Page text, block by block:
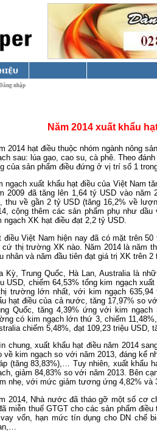
nhập
Năm 2014 xuất khẩu
2014 hạt điều thuộc nhóm ngành nông
sau: lúa gạo, cao su, cà phê. Theo
của sản phẩm điều đứng ở vị trí số 1
ngạch xuất khẩu hạt điều của Việt Nam
2009 đã tăng lên 1,64 tỷ USD vào
thu về gần 2 tỷ USD (tăng 16,2% về
cộng thêm các sản phẩm phụ như
ngạch XK hạt điều đạt 2,2 tỷ USD.
điều Việt Nam hiện nay đã có mặt trên
cứ thị trường XK nào. Năm 2014 là năm
nhân và năm đầu tiên đạt giá trị XK trên 2
Kỳ, Trung Quốc, Hà Lan, Australia là
USD, chiếm 64,53% tổng kim ngạch
trường lớn nhất, với kim ngạch 635,94
hạt điều của cả nước, tăng 17,97% so
Quốc, tăng 4,39% ứng với kim
có kim ngạch lớn thứ 3, chiếm
chiếm 5,48%, đạt 109,23 triệu USD,
chung, xuất khẩu hạt điều năm 2014
về kim ngạch so với năm 2013, đáng kể
(tăng 83,83%),… Tuy nhiên, xuất khẩu
giảm 84,83% so với năm 2013. Bên
nhẹ, với mức giảm tương ứng 4,82% và
2014, Nhà nước đã tháo gỡ một số cơ
miễn thuế GTGT cho các sản phẩm
vốn, hạn mức tín dụng cho DN chế